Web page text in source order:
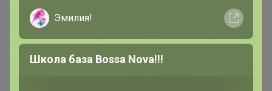
Эмилия!
Школа база Bossa Nova!!!